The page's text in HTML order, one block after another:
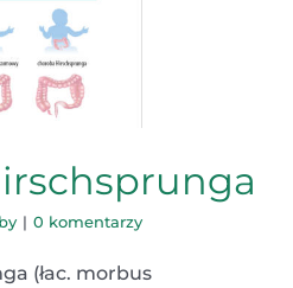
| 0 komentarzy
(łac. morbus